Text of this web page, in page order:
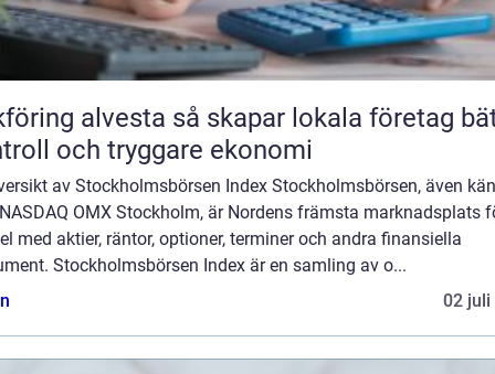
så skapar lokala företag bättre
och tryggare ekonomi
av Stockholmsbörsen Index Stockholmsbörsen, även
OMX Stockholm, är Nordens främsta marknadsplats
med aktier, räntor, optioner, terminer och andra finansiella
Stockholmsbörsen Index är en samling av o...
02 juli